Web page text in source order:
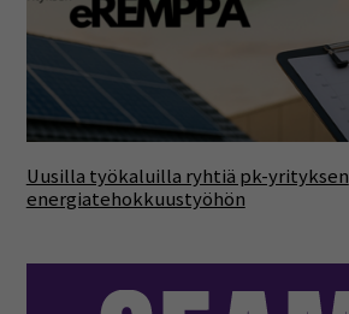
Uusilla työkaluilla ryhtiä pk-yrityksen
energiatehokkuustyöhön